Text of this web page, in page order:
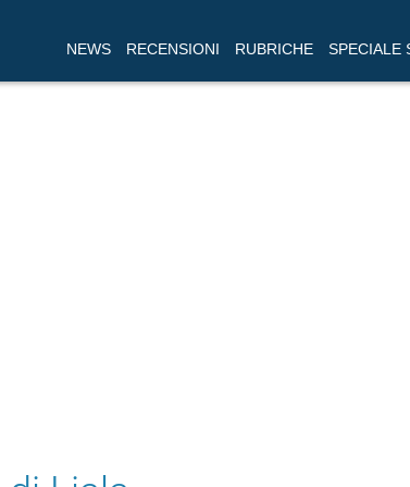
NEWS RECENSIONI RUBRICHE SPECIALE